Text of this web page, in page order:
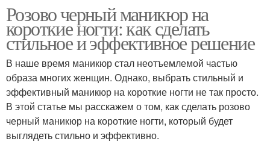
Розово черный маникюр на
короткие ногти: как сделать
стильное и эффективное решение
В наше время маникюр стал неотъемлемой частью
образа многих женщин. Однако, выбрать стильный и
эффективный маникюр на короткие ногти не так просто.
В этой статье мы расскажем о том, как сделать розово
черный маникюр на короткие ногти, который будет
выглядеть стильно и эффективно.